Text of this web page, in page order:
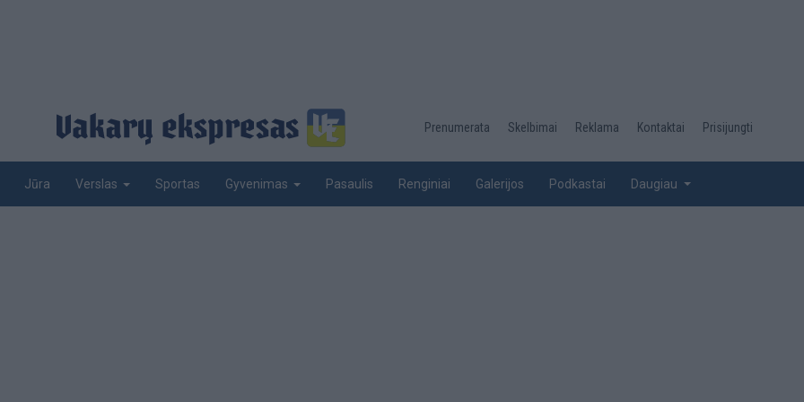
Desktop
top
Prenumerata Skelbimai Reklama Kontaktai Prisijungti
Jūra Verslas Sportas Gyvenimas Pasaulis Renginiai Galerijos Podkastai Daugiau